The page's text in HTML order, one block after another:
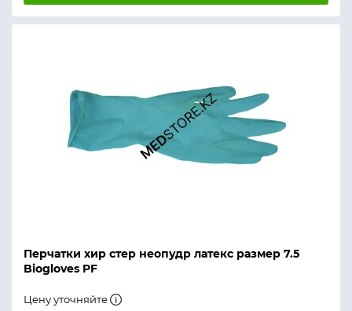
Перчатки хир стер неопудр латекс размер 7.5
Biogloves PF
Цену уточняйте